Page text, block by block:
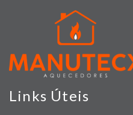
Links Úteis